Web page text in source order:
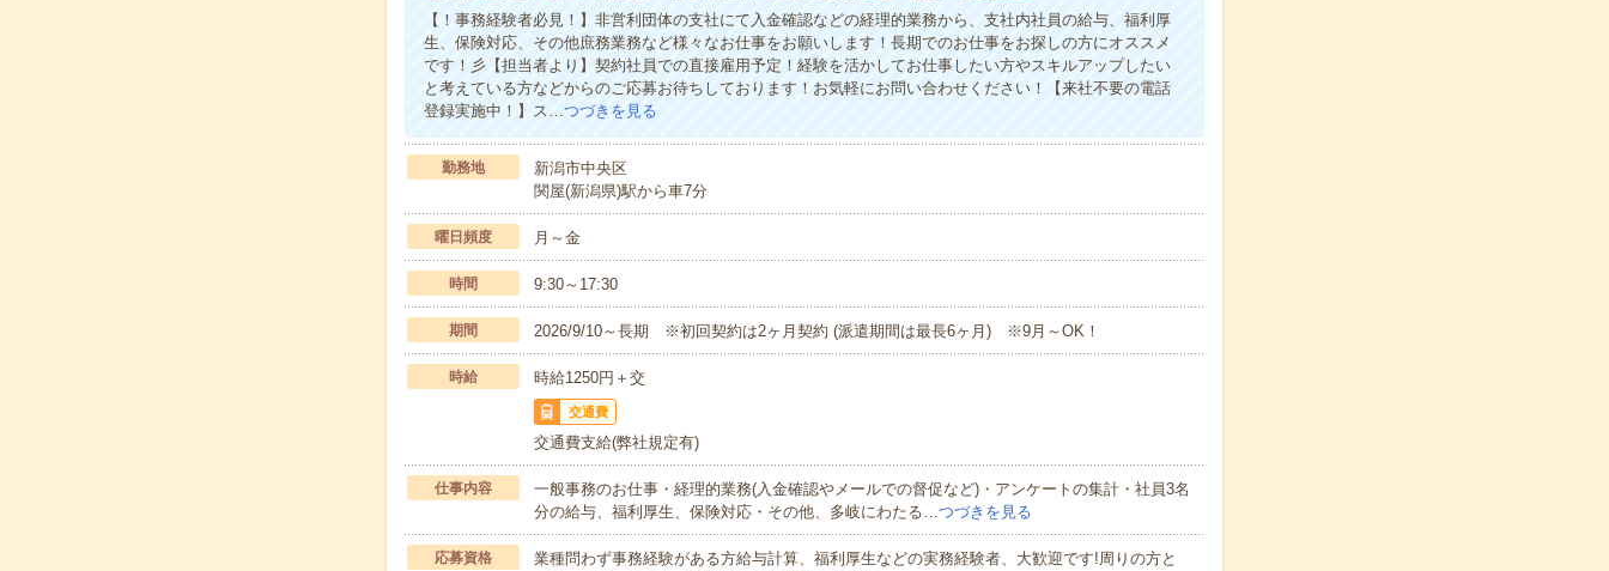
【！事務経験者必見！】非営利団体の支社にて入金確認などの経理的業務から、支社内社員の給与、福利厚
生、保険対応、その他庶務業務など様々なお仕事をお願いします！長期でのお仕事をお探しの方にオススメ
です！彡【担当者より】契約社員での直接雇用予定！経験を活かしてお仕事したい方やスキルアップしたい
と考えている方などからのご応募お待ちしております！お気軽にお問い合わせください！【来社不要の電話
登録実施中！】ス…つづきを見る
勤務地
新潟市中央区
関屋(新潟県)駅から車7分
曜日頻度 月～金
時間 9:30～17:30
期間 2026/9/10～長期 ※初回契約は2ヶ月契約 (派遣期間は最長6ヶ月) ※9月～OK！
時給 時給1250円＋交
交通費
交通費支給(弊社規定有)
仕事内容
一般事務のお仕事・経理的業務(入金確認やメールでの督促など)・アンケートの集計・社員3名
分の給与、福利厚生、保険対応・その他、多岐にわたる…つづきを見る
応募資格
業種問わず事務経験がある方給与計算、福利厚生などの実務経験者、大歓迎です!周りの方と